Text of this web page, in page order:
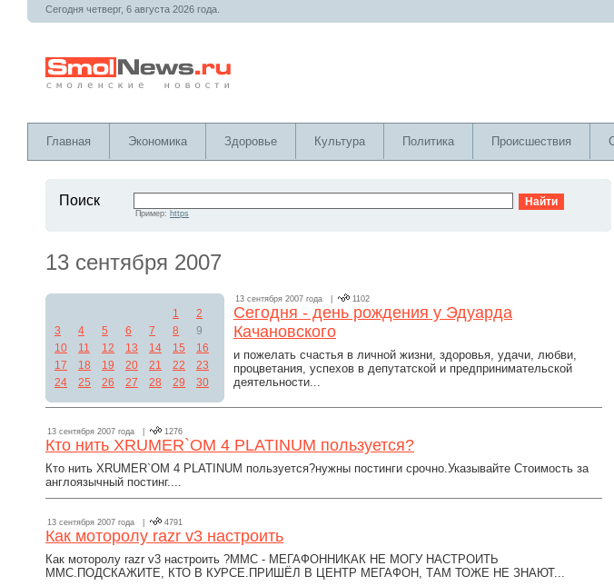
Сегодня четверг, 6 августа 2026 года.
Главная Экономика Здоровье Культура Политика Происшествия
Поиск
Пример: https
13 сентября 2007
1
2
3
4 5 6 7 8
9
10
11 12 13 14 15
16
17
18 19 20 21 22
23
24
25 26 27 28 29 30
13 сентября 2007 года | 1102
Сегодня - день рождения у Эдуарда
Качановского
и пожелать счастья в личной жизни, здоровья, удачи, любви,
процветания, успехов в депутатской и предпринимательской
деятельности...
13 сентября 2007 года | 1276
Кто нить XRUMER`OM 4 PLATINUM пользуется?
Кто нить XRUMER`OM 4 PLATINUM пользуется?нужны постинги срочно.Указывайте Стоимость за
англоязычный постинг....
13 сентября 2007 года | 4791
Как моторолу razr v3 настроить
Как моторолу razr v3 настроить ?ММС - МЕГАФОННИКАК НЕ МОГУ НАСТРОИТЬ
ММС.ПОДСКАЖИТЕ, КТО В КУРСЕ.ПРИШЁЛ В ЦЕНТР МЕГАФОН, ТАМ ТОЖЕ НЕ ЗНАЮТ...